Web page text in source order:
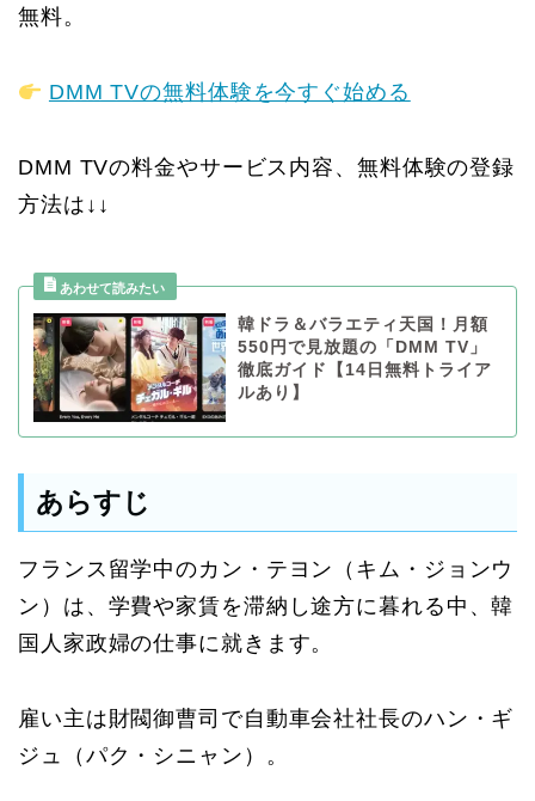
無料。
DMM TVの無料体験を今すぐ始める
DMM TVの料金やサービス内容、無料体験の登録
方法は↓↓
韓ドラ＆バラエティ天国！月額
550円で見放題の「DMM TV」
徹底ガイド【14日無料トライア
ルあり】
あらすじ
フランス留学中のカン・テヨン（キム・ジョンウ
ン）は、学費や家賃を滞納し途方に暮れる中、韓
国人家政婦の仕事に就きます。
雇い主は財閥御曹司で自動車会社社長のハン・ギ
ジュ（パク・シニャン）。